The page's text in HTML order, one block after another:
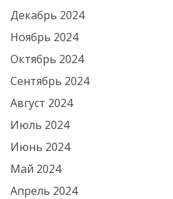
Декабрь 2024
Ноябрь 2024
Октябрь 2024
Сентябрь 2024
Август 2024
Июль 2024
Июнь 2024
Май 2024
Апрель 2024